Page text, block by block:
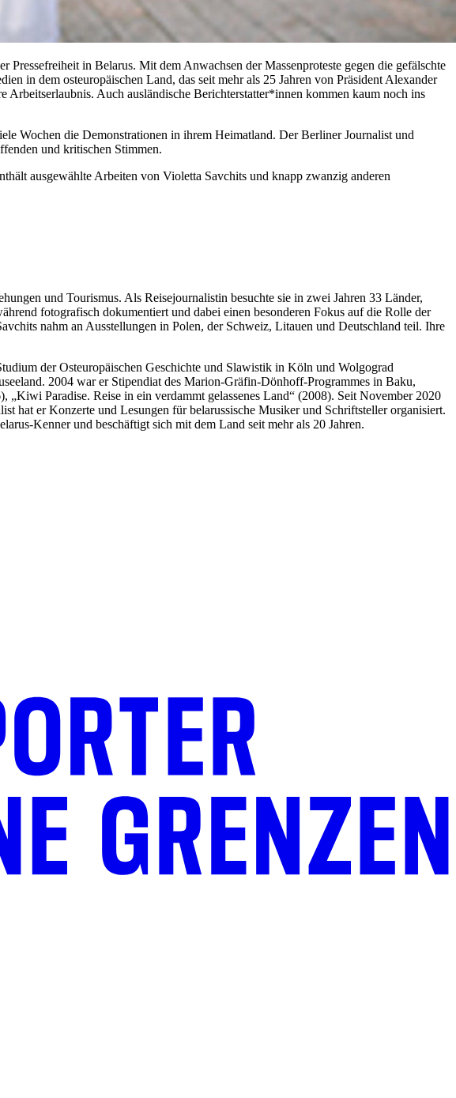
in Belarus. Mit dem Anwachsen der Massenproteste gegen die gefälschte
in dem osteuropäischen Land, das seit mehr als 25 Jahren von Präsident Alexander
Auch ausländische Berichterstatter*innen kommen kaum noch ins
Wochen die Demonstrationen in ihrem Heimatland. Der Berliner Journalist und
und kritischen Stimmen.
ausgewählte Arbeiten von Violetta Savchits und knapp zwanzig anderen
und Tourismus. Als Reisejournalistin besuchte sie in zwei Jahren 33 Länder,
fotografisch dokumentiert und dabei einen besonderen Fokus auf die Rolle der
nahm an Ausstellungen in Polen, der Schweiz, Litauen und Deutschland teil. Ihre
der Osteuropäischen Geschichte und Slawistik in Köln und Wolgograd
2004 war er Stipendiat des Marion-Gräfin-Dönhoff-Programmes in Baku,
Paradise. Reise in ein verdammt gelassenes Land“ (2008). Seit November 2020
hat er Konzerte und Lesungen für belarussische Musiker und Schriftsteller organisiert.
Kenner und beschäftigt sich mit dem Land seit mehr als 20 Jahren.